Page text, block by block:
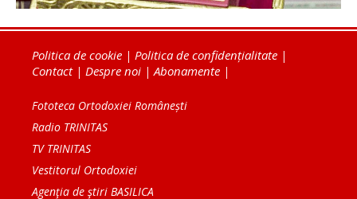
Politica de cookie | Politica de confidențialitate |
Contact| Despre noi | Abonamente |
Fototeca Ortodoxiei Românești
Radio TRINITAS
TV TRINITAS
Vestitorul Ortodoxiei
Agenţia de ştiri BASILICA